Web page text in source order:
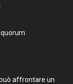
affrontare un